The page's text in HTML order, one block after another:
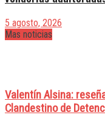
5 agosto, 2026
Mas noticias
Valentín Alsina:
Clandestino de